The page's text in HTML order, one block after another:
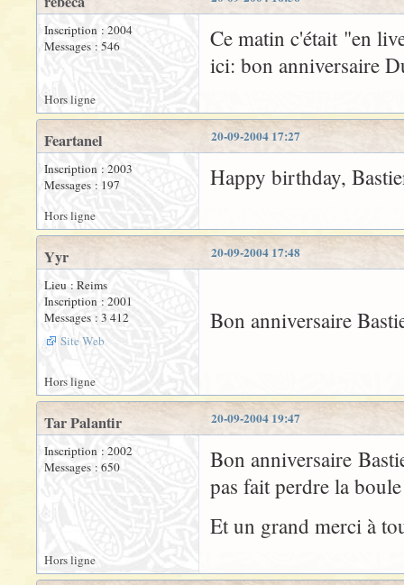
Inscription : 2004
Messages : 546
Ce matin c'était "en
ici: bon anniversaire
Hors ligne
20-09-2004 17:27
Feartanel
Inscription : 2003
Messages : 197
Happy birthday,
Hors ligne
20-09-2004 17:48
Yyr
Lieu : Reims
Inscription : 2001
Messages : 3 412
Site Web
Bon anniversaire
Hors ligne
20-09-2004 19:47
Tar Palantir
Inscription : 2002
Messages : 650
Bon anniversaire
pas fait perdre la
Et un grand merci à
Hors ligne